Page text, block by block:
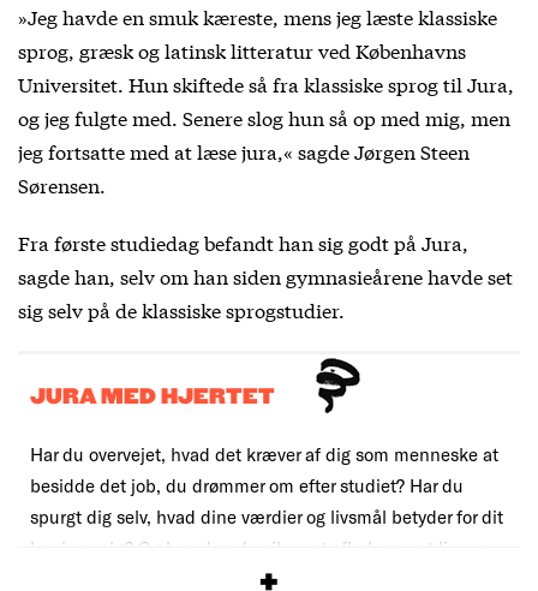
»Jeg havde en smuk kæreste, mens jeg læste klassiske
sprog, græsk og latinsk litteratur ved Københavns
Universitet. Hun skiftede så fra klassiske sprog til Jura,
og jeg fulgte med. Senere slog hun så op med mig, men
jeg fortsatte med at læse jura,« sagde Jørgen Steen
Sørensen.
Fra første studiedag befandt han sig godt på Jura,
sagde han, selv om han siden gymnasieårene havde set
sig selv på de klassiske sprogstudier.
JURA MED HJERTET
Har du overvejet, hvad det kræver af dig som menneske at
besidde det job, du drømmer om efter studiet? Har du
spurgt dig selv, hvad dine værdier og livsmål betyder for dit
karrierevalg? Og hvordan du sikrer et afbalanceret liv som
jurist? Det er spørgsmål, foreningen My Law Story stiller.